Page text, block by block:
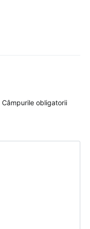
Câmpurile obligatorii